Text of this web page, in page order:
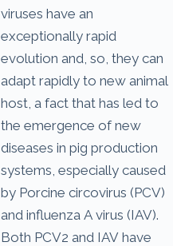
viruses have an
exceptionally rapid
evolution and, so, they can
adapt rapidly to new animal
host, a fact that has led to
the emergence of new
diseases in pig production
systems, especially caused
by Porcine circovirus (PCV)
and influenza A virus (IAV).
Both PCV2 and IAV have